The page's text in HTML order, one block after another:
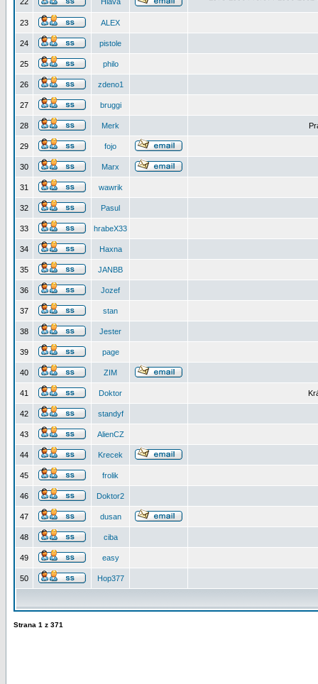
23 ALEX
24 pistole
25 philo
26 zdeno1
27 bruggi
28 Merk
29 fojo
30 Marx
31 wawrik
32 Pasul
33 hrabeX33
34 Haxna
35 JANBB
36 Jozef
37 stan
38 Jester
39 page
40 ZIM
41 Doktor
42 standyf
43 AlienCZ
44 Krecek
45 frolik
46 Doktor2
47 dusan
48 ciba
49 easy
50 Hop377
Strana 1 z 371